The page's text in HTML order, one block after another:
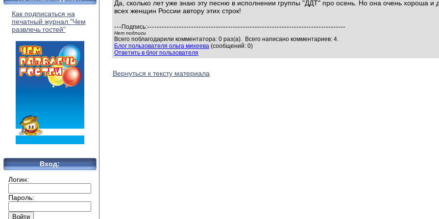
Как подписаться на
печатный журнал "Чем
развлечь гостей"
Вход:
Логин:
Пароль:
Да, сколько лет уже знаю эту песню в исполнении группы "ДДТ" про осень. Но она очень хороша
всех женщин России автору этих строк!
--- Подпись:---------------------------------------------------------------------------------
Нет подписи
Всего поблагодарили комментатора: 0 раз(а). Всего написано комментариев: 4.
Блог пользователя ольга михеева (сообщений: 0)
Ответить в блог пользователя
Вернуться к тексту материала